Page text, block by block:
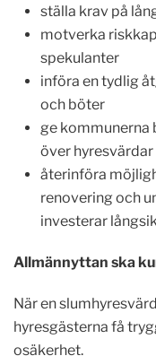
ställa krav på
motverka
spekulanter
införa en tydlig
och böter
ge kommunerna
över hyresvärdar
återinföra
renovering och
investerar
Allmännyttan ska
När en
hyresgästerna få
osäkerhet.